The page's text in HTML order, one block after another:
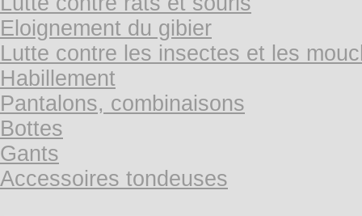
Eloignement du gibier
Lutte contre les insectes et les
Habillement
Pantalons, combinaisons
Bottes
Gants
Accessoires tondeuses